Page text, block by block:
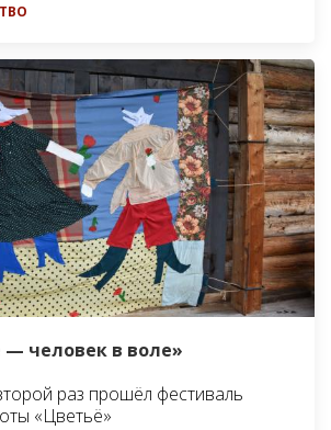
— человек в воле»
раз прошёл фестиваль
«Цветьё»